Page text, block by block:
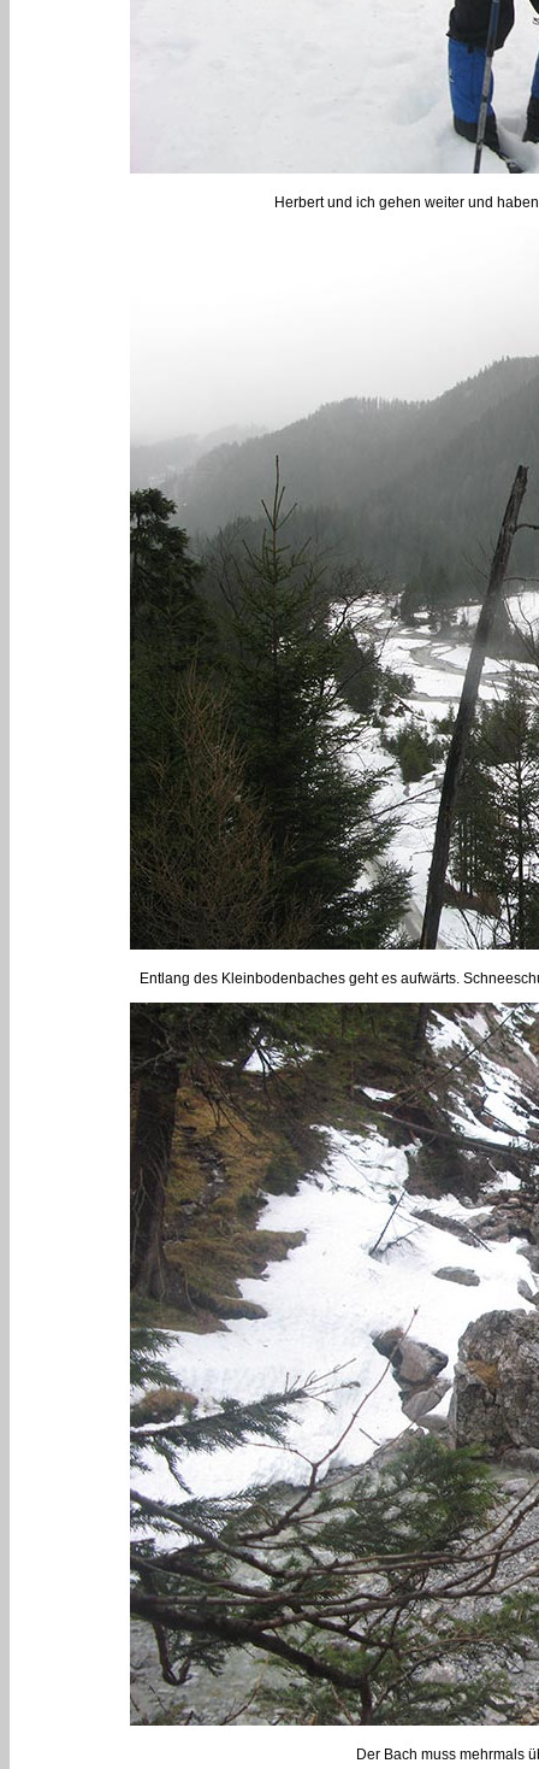
Herbert und ich gehen weiter und
Entlang des Kleinbodenbaches geht es aufwärts.
Der Bach muss mehrmals